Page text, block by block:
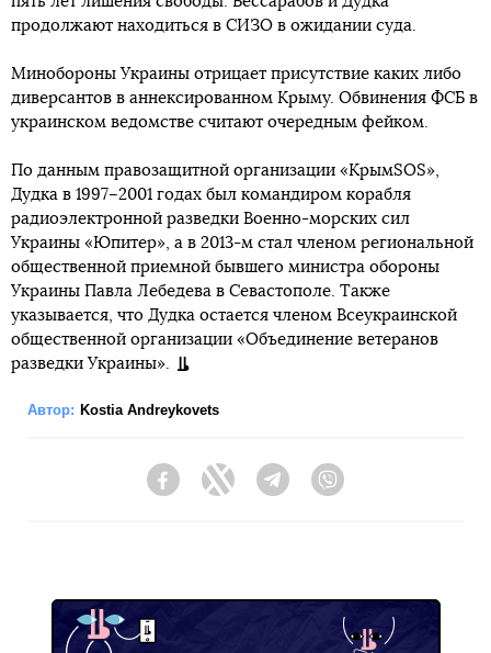
продолжают находиться в СИЗО в ожидании суда.
Минобороны Украины отрицает присутствие каких либо
диверсантов в аннексированном Крыму. Обвинения ФСБ в
украинском ведомстве считают очередным фейком.
По данным правозащитной организации «КрымSOS»,
Дудка в 1997–2001 годах был командиром корабля
радиоэлектронной разведки Военно-морских сил
Украины «Юпитер», а в 2013-м стал членом региональной
общественной приемной бывшего министра обороны
Украины Павла Лебедева в Севастополе. Также
указывается, что Дудка остается членом Всеукраинской
общественной организации «Объединение ветеранов
разведки Украины».
Автор: Kostia Andreykovets
FacebookTwitter Telegram